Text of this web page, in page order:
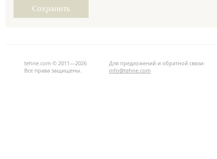
tehne.com © 2011—2026
Все права защищены.
Для предложений и обратной связи:
info@tehne.com